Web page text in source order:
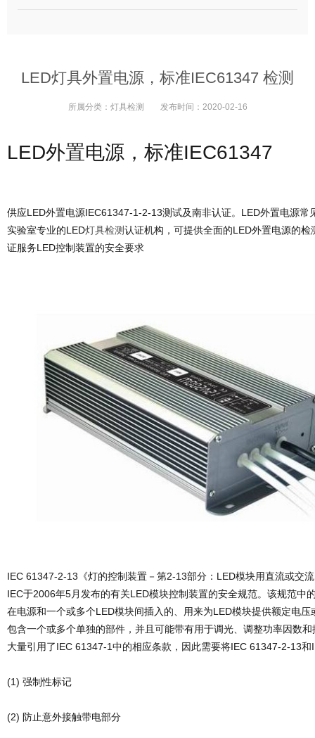
LED灯具外置电源，标准IEC61347 检测
所属分类： 灯具检测 发布时间： 2020-02-16
LED外置电源，标准IEC61347
供应LED外置电源IEC61347-1-2-13测试及南非认证。LED外置电源常
实验室专业的LED灯具检测认证机构，可提供全面的LED外置电源的
证服务LED控制装置的安全要求
IEC 61347-2-13《灯的控制装置－第2-13部分：LED模块用直流或交
IEC于2006年5月发布的有关LED模块控制装置的安全规范。该规范中
在电源和一个或多个LED模块间插入的、用来为LED模块提供额定电
包含一个或多个单独的部件，并且可能带有用于调光、调整功率因数
大量引用了IEC 61347-1中的相应条款，因此需要将IEC 61347-2-13
(1) 强制性标记
(2) 防止意外接触带电部分